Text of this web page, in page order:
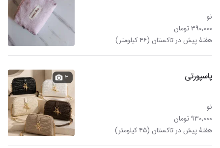
نو
۳۹۰,۰۰۰ تومان
هفتهٔ پیش در تاکستان (۴۶ کیلومتر)
پاسپورتی
نو
۹۳۰,۰۰۰ تومان
هفتهٔ پیش در تاکستان (۴۵ کیلومتر)
۳